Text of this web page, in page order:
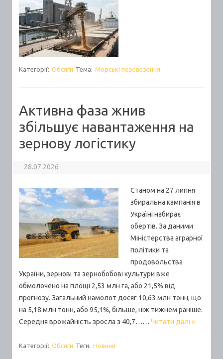
Категорії: Обсяги Тема: Морські перевезення
Активна фаза жнив
збільшує навантаження на
зернову логістику
28.07.2026
Станом на 27 липня
збиральна кампанія в
Україні набирає
обертів. За даними
Міністерства аграрної
політики та
продовольства
України, зернові та зернобобові культури вже
обмолочено на площі 2,53 млн га, або 21,5% від
прогнозу. Загальний намолот досяг 10,63 млн тонн, що
на 5,18 млн тонн, або 95,1%, більше, ніж тижнем раніше.
Середня врожайність зросла з 40,7…… Читати далі »
Категорії: Обсяги Теги: Новини